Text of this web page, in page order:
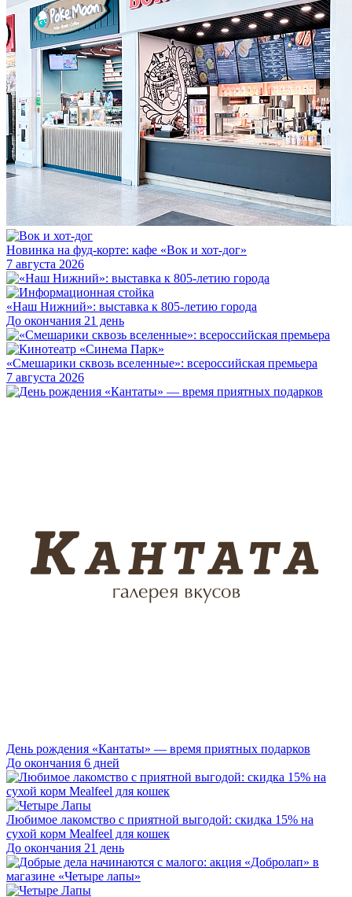
Новинка на фуд-корте: кафе «Вок и хот-дог»
7 августа 2026
«Наш Нижний»: выставка к 805-летию города
До окончания 21 день
«Смешарики сквозь вселенные»: всероссийская премьера
7 августа 2026
День рождения «Кантаты» — время приятных подарков
До окончания 6 дней
Любимое лакомство с приятной выгодой: скидка 15% на
сухой корм Mealfeel для кошек
До окончания 21 день